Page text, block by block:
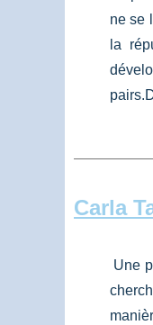
ne se
la
Carla
Une